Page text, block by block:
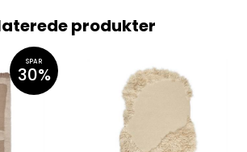
produkter
SPAR
30%